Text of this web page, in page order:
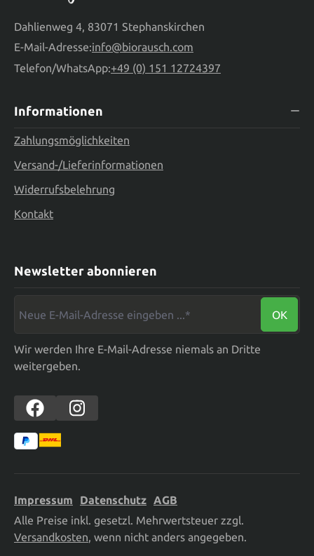
Dahlienweg 4, 83071 Stephanskirchen
E-Mail-Adresse:info@biorausch.com
Telefon/WhatsApp:+49 (0) 151 12724397
Informationen
Zahlungsmöglichkeiten
Versand-/Lieferinformationen
Widerrufsbelehrung
Kontakt
Newsletter abonnieren
OK
Wir werden Ihre E-Mail-Adresse niemals an Dritte
weitergeben.
Impressum Datenschutz AGB
Alle Preise inkl. gesetzl. Mehrwertsteuer zzgl.
Versandkosten, wenn nicht anders angegeben.